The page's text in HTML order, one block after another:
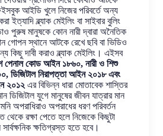
আইডি খুলে নিজের পরিবর্তে অন্য
ইত্যাদি ব্ল্যাক মেইলিং বা সাইবার বুলিং
পুরুষ মানুষকে কোন নারী দ্বারা অনৈতিক
গোপন স্থানে আটকে রেখে ছবি বা ভিডিও
কিছু দাবী করাও ব্ল্যাক মেইলিং। এইসব
পেনাল কোড আইন ১৮৬০, নারী ও শিশু
ডিজিটাল নিরাপত্তা আইন ২০১৮ এবং
২০১২ এর বিভিন্ন ধারা মোতাবেক শাস্তির
ডিজিটাল যুগে মানুষের জীবন যাত্রার মান
অপরাধিরাও অপরাধের ধরণ পরিবর্তন
থেকে রক্ষা পেতে হলে নিজেকে কিছুটা
ক্ষতিগ্রস্ত হতে হবে।